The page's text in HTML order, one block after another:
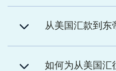
从美国汇款到东
如何为从美国汇